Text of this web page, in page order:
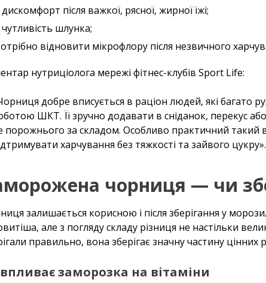
після важкої, рясної, жирної їжі;
шлунка;
відновити мікрофлору після незвичного
нутриціолога мережі фітнес-клубів Sport Life:
добре вписується в раціон людей, які багато
ШКТ. Її зручно додавати в сніданок, перекус
порожнього за складом. Особливо практичний такий
харчування без тяжкості та зайвого цукру».
чорниця — чи
залишається корисною і після зберігання у
але з погляду складу різниця не настільки
правильно, вона зберігає значну частину цінних
заморозка на вітаміни